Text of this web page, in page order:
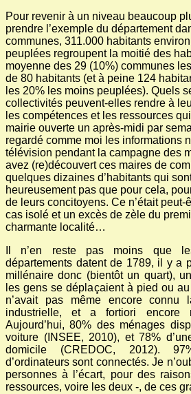
Pour revenir à un niveau beaucoup
prendre l’exemple du département
communes, 311.000 habitants
peuplées regroupent la moitié des
moyenne des 29 (10%) communes
de 80 habitants (et à peine 124
les 20% les moins peuplées). Quels
collectivités peuvent-elles rendre à
les compétences et les ressources
mairie ouverte un après-midi par
regardé comme moi les informations
télévision pendant la campagne des
avez (re)découvert ces maires de
quelques dizaines d’habitants qui
heureusement pas que pour cela,
de leurs concitoyens. Ce n’était peut-
cas isolé et un excès de zèle du
charmante localité…
Il n’en reste pas moins que
départements datent de 1789, il y a
millénaire donc (bientôt un quart),
les gens se déplaçaient à pied ou
n’avait pas même encore connu
industrielle, et a fortiori encore
Aujourd’hui, 80% des ménages
voiture (INSEE, 2010), et 78%
domicile (CREDOC, 2012).
d’ordinateurs sont connectés. Je
personnes à l’écart, pour des
ressources, voire les deux -, de ces